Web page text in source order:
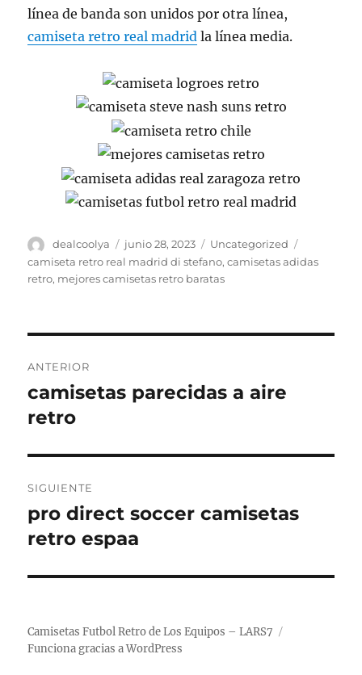
línea de banda son unidos por otra línea,
camiseta retro real madrid la línea media.
Autor
dealcoolya
Publicado
el
junio 28, 2023 Categorías
Uncategorized
camiseta retro real madrid di stefano,camisetas adidas
retro, mejores camisetas retro baratas
de
entradas
ANTERIOR
Entrada
anterior:
camisetas parecidas a aire
retro
SIGUIENTE
Entrada
siguiente:
pro direct soccer camisetas
retro espaa
Camisetas Futbol Retro de Los Equipos – LARS7
Funciona gracias a WordPress